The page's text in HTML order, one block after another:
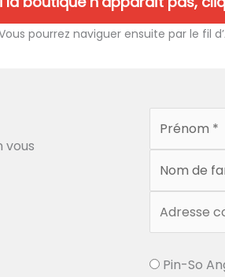
pourrez naviguer ensuite par le fil
vous
Pin-So